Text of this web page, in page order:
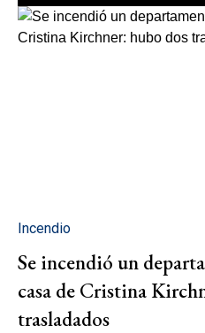
Incendio
Se incendió un
casa de Cristina
trasladados